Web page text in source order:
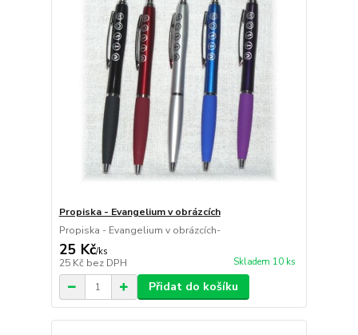
Propiska - Evangelium v obrázcích
Propiska - Evangelium v obrázcích-
25 Kč/ks
25 Kč bez DPH Skladem 10 ks
Přidat do košíku